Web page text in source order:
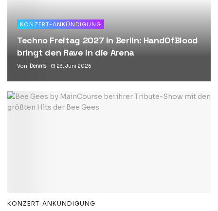
KONZERT-ANKÜNDIGUNG
Techno Freitag 2027 in Berlin: HandOfBlood
bringt den Rave in die Arena
Von Dennis 23. Juni 2026
KONZERT-ANKÜNDIGUNG